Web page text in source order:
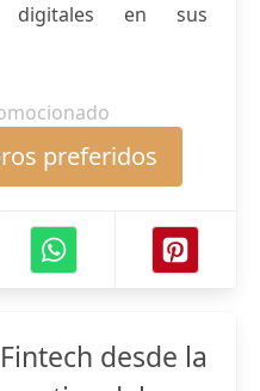
digitales en sus
preferidos
desde la